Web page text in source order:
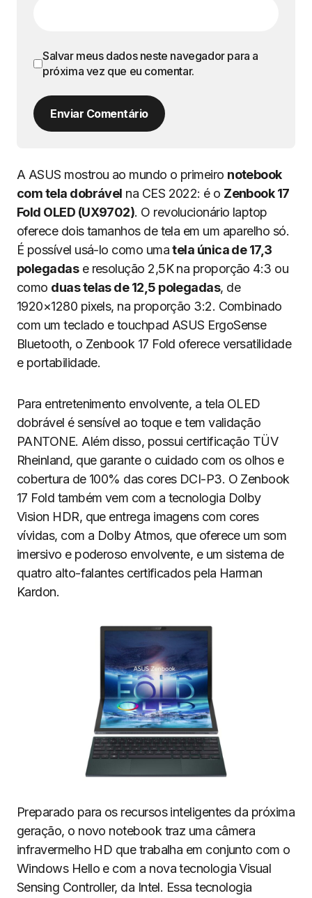
Salvar meus dados neste navegador para a
próxima vez que eu comentar.
Enviar Comentário
A ASUS mostrou ao mundo o primeiro notebook
com tela dobrável na CES 2022: é o Zenbook 17
Fold OLED (UX9702). O revolucionário laptop
oferece dois tamanhos de tela em um aparelho só.
É possível usá-lo como umatela única de 17,3
polegadase resolução 2,5K na proporção 4:3 ou
como duas telas de 12,5 polegadas, de
1920×1280 pixels, na proporção 3:2. Combinado
com um teclado e touchpad ASUS ErgoSense
Bluetooth, o Zenbook 17 Fold oferece versatilidade
e portabilidade.
Para entretenimento envolvente, a tela OLED
dobrável é sensível ao toque e tem validação
PANTONE. Além disso, possui certificação TÜV
Rheinland, que garante o cuidado com os olhos e
cobertura de 100% das cores DCI-P3. O Zenbook
17 Fold também vem com a tecnologia Dolby
Vision HDR, que entrega imagens com cores
vívidas, com a Dolby Atmos, que oferece um som
imersivo e poderoso envolvente, e um sistema de
quatro alto-falantes certificados pela Harman
Kardon.
Preparado para os recursos inteligentes da próxima
geração, o novo notebook traz uma câmera
infravermelho HD que trabalha em conjunto com o
Windows Hello e com a nova tecnologia Visual
Sensing Controller, da Intel. Essa tecnologia